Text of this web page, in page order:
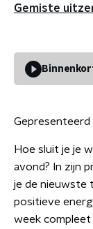
Gemiste
Gepresenteerd
Hoe sluit je je
avond? In zijn
je de nieuwste
positieve
week